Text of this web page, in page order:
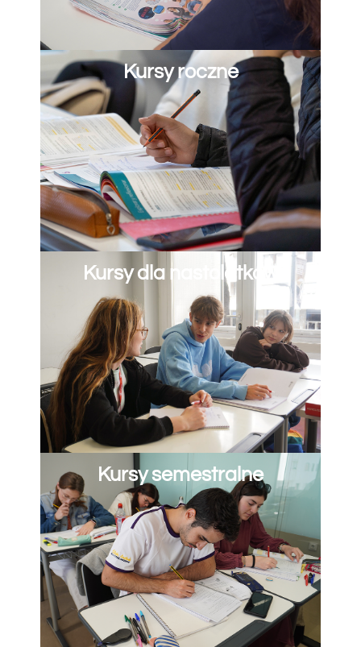
Kursy roczne
Kursy dla nastolatków
Kursy semestralne